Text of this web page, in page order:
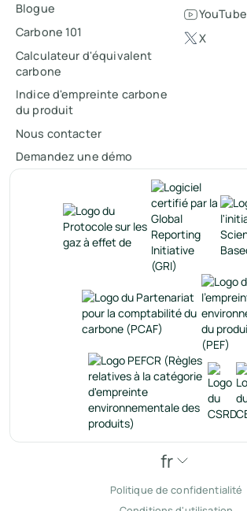
Blogue
Carbone 101
Calculateur d'équivalent
carbone
Indice d'empreinte carbone
du produit
Nous contacter
Demandez une démo
YouTube
X
fr
Politique de confidentialité